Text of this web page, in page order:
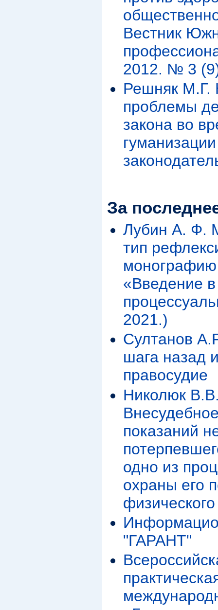
Вестник
2012. № 3
Решняк М.Г.
проблемы
закона во
За
Лубин А. Ф.
тип
«Введение в
2021.)
Султанов
шага назад
правосудие
Николюк
показаний
одно из
охраны его
"ГАРАНТ"